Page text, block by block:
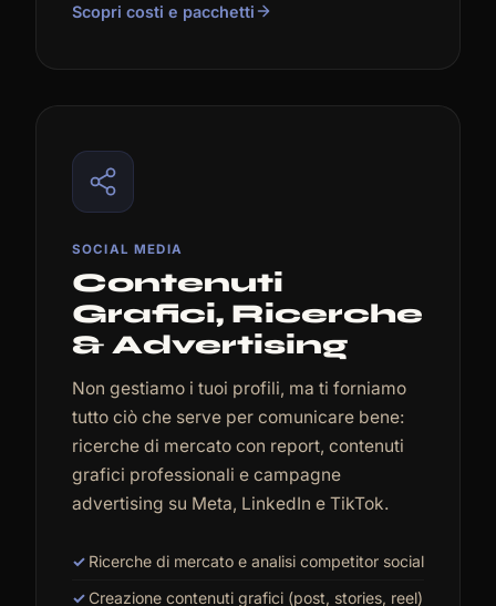
Scopri costi e pacchetti
SOCIAL MEDIA
Contenuti
Grafici, Ricerche
& Advertising
Non gestiamo i tuoi profili, ma ti forniamo
tutto ciò che serve per comunicare bene:
ricerche di mercato con report, contenuti
grafici professionali e campagne
advertising su Meta, LinkedIn e TikTok.
Ricerche di mercato e analisi competitor social
Creazione contenuti grafici (post, stories, reel)